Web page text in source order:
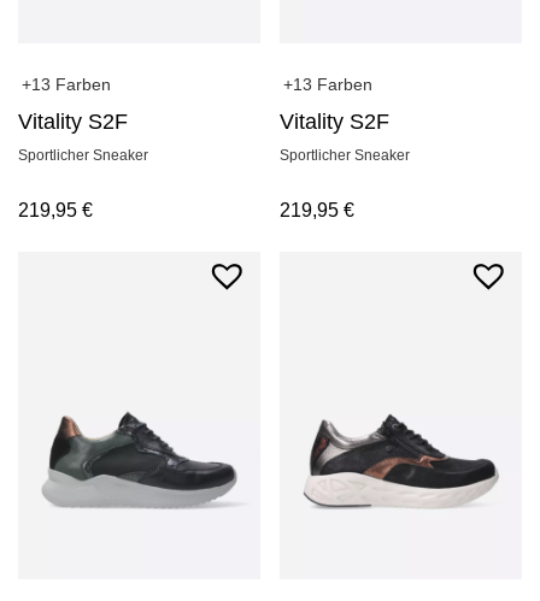
+13 Farben
Vitality S2F
Sportlicher Sneaker
219,95 €
+13 Farben
Vitality S2F
Sportlicher Sneaker
219,95€